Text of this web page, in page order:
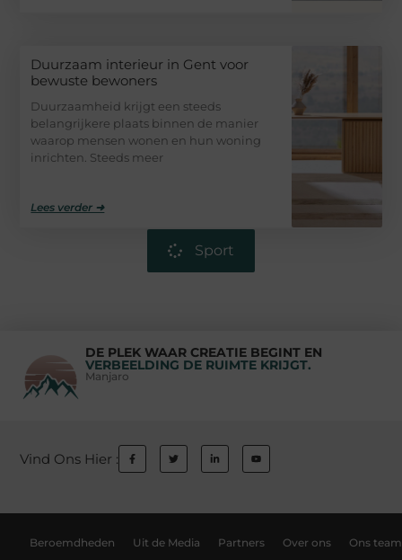
Duurzaam interieur in Gent voor
bewuste bewoners
Duurzaamheid krijgt een steeds
belangrijkere plaats binnen de manier
waarop mensen wonen en hun woning
inrichten. Steeds meer
Lees verder ➜
Sport
DE PLEK WAAR CREATIE BEGINT EN
VERBEELDING DE RUIMTE KRIJGT.
Manjaro
Vind Ons Hier :
Beroemdheden Uit de Media Partners Over ons Ons team